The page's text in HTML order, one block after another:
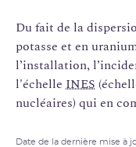
Du fait de la
potasse et en
l’installation,
l'échelle INES
nucléaires) qui en
Date de la dernière mise à